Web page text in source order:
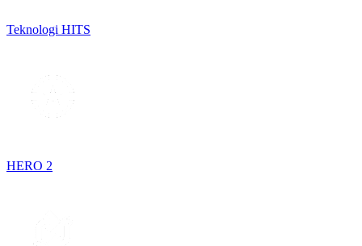
Teknologi HITS
HERO 2